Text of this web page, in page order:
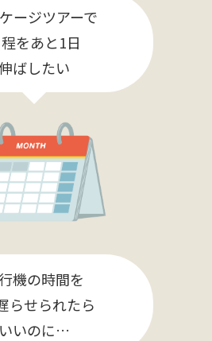
ージツアーで
をあと1日
ばしたい
機の時間を
らせられたら
いいのに…